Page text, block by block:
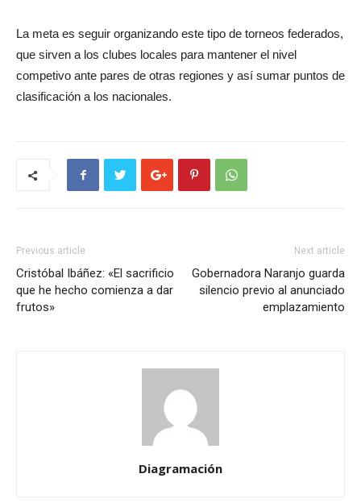
La meta es seguir organizando este tipo de torneos federados,
que sirven a los clubes locales para mantener el nivel
competivo ante pares de otras regiones y así sumar puntos de
clasificación a los nacionales.
Previous article
Cristóbal Ibáñez: «El sacrificio
que he hecho comienza a dar
frutos»
Next article
Gobernadora Naranjo guarda
silencio previo al anunciado
emplazamiento
Diagramación